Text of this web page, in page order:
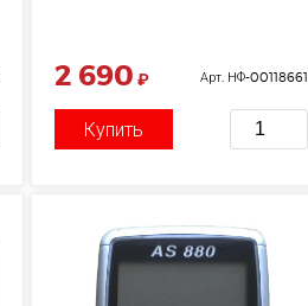
2 690 ₽ Арт. НФ-00118661
Купить